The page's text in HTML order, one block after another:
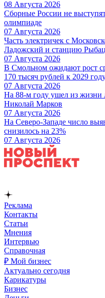
08 Августа 2026
Сборные России не
олимпиаде
07 Августа 2026
Часть электричек с
Ладожский и станцию
07 Августа 2026
В Смольном ожидают рост
170 тысяч рублей к 2029
07 Августа 2026
На 88-м году ушел из жизни
Николай Марков
07 Августа 2026
На Северо-Западе число
снизилось на 23%
07 Августа 2026
Реклама
Контакты
Статьи
Мнения
Интервью
Справочная
₽ Мой бизнес
Актуально сегодня
Карикатуры
Бизнес